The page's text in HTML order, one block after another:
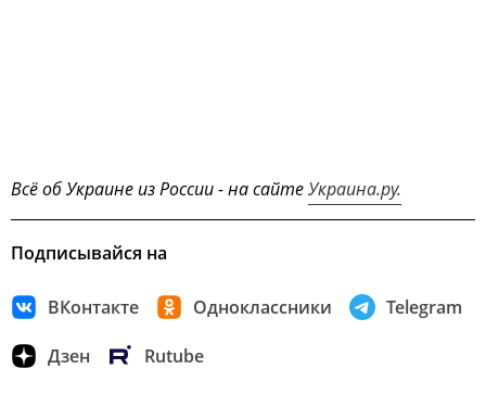
Всё об Украине из России - на сайтеУкраина.ру.
Подписывайся на
ВКонтакте Одноклассники Telegram
Дзен Rutube